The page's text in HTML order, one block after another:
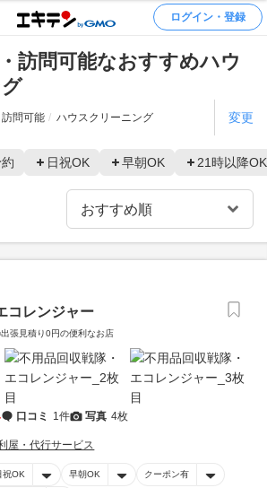
ログイン・登録
訪問可能なおすすめハウ
問可能 ハウスクリーニング 変更
日祝OK 早朝OK 21時以降OK
コレンジャー
張見積り0円の便利なお店
口コミ 1件 写真 4枚
屋・代行サービス
祝OK 早朝OK クーポン有